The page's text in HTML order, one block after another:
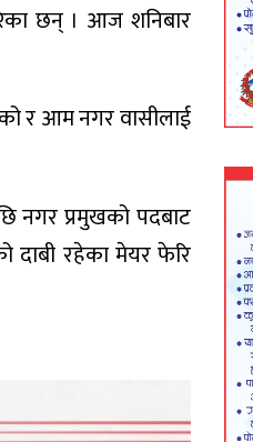
छन् । आज शनिबार
र आम नगर वासीलाई
नगर प्रमुखको पदबाट
दाबी रहेका मेयर फेरि